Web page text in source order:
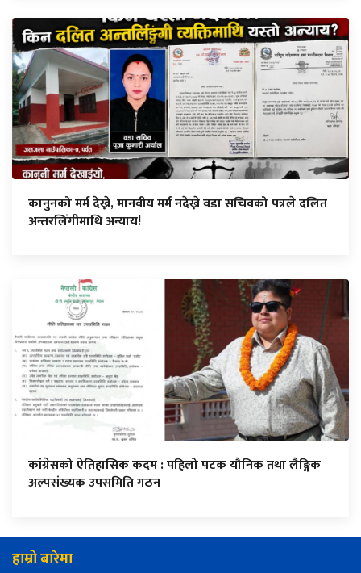
कानुनको मर्म देख्ने, मानवीय मर्म नदेख्ने वडा सचिवको पत्रले दलित
अन्तरलिंगीमाथि अन्याय!
कांग्रेसको ऐतिहासिक कदम : पहिलो पटक यौनिक तथा लैङ्गिक
अल्पसंख्यक उपसमिति गठन
हाम्रो बारेमा